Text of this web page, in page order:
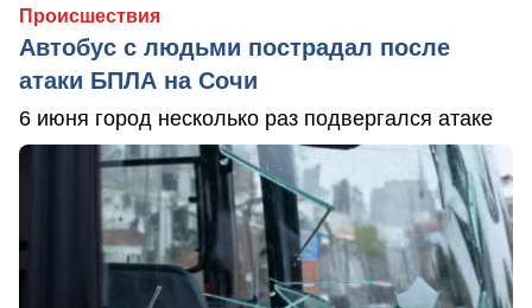
Происшествия
Автобус с людьми пострадал после
атаки БПЛА на Сочи
6 июня город несколько раз подвергался атаке